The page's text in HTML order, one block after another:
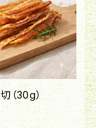
（30g）